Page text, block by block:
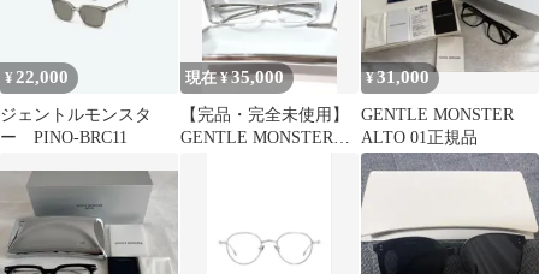
¥22,000
ジェントルモンスタ
ー PINO-BRC11
現在 ¥35,000
【完品・完全未使用】
GENTLE MONSTER
¥31,000
GENTLE MONSTER
ALTO 01正規品